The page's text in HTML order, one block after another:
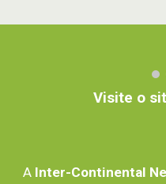
Visite o
A Inter-Continental